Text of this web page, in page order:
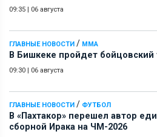
09:35 | 06 августа
ГЛАВНЫЕ НОВОСТИ / ММА
В Бишкеке пройдет бойцовский
09:30 | 06 августа
ГЛАВНЫЕ НОВОСТИ / ФУТБОЛ
В «Пахтакор» перешел автор
сборной Ирака на ЧМ-2026